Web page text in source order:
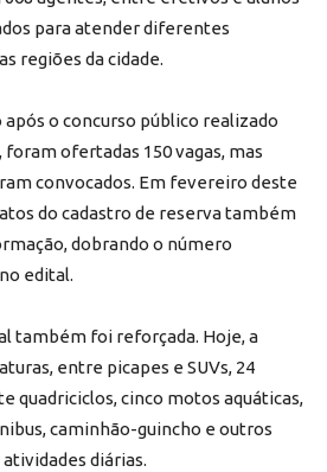
para atender diferentes
regiões da cidade.
o concurso público realizado
ofertadas 150 vagas, mas
convocados. Em fevereiro deste
do cadastro de reserva também
dobrando o número
edital.
também foi reforçada. Hoje, a
entre picapes e SUVs, 24
quadriciclos, cinco motos aquáticas,
caminhão-guincho e outros
diárias.